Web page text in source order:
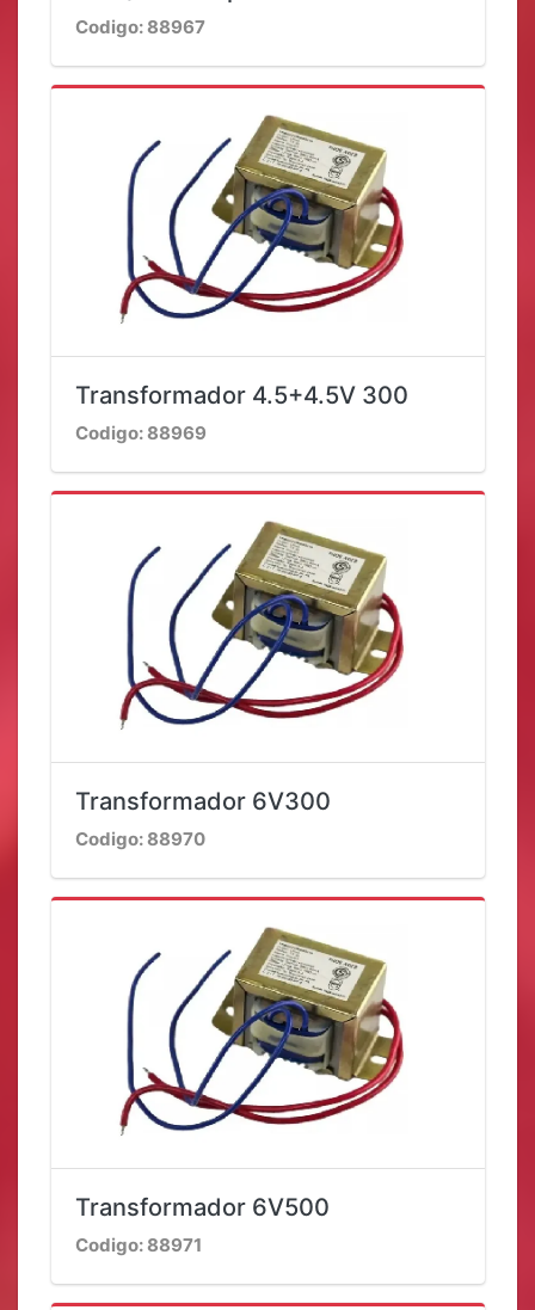
Codigo: 88967
Transformador 4.5+4.5V 300
Codigo: 88969
Transformador 6V300
Codigo: 88970
Transformador 6V500
Codigo: 88971